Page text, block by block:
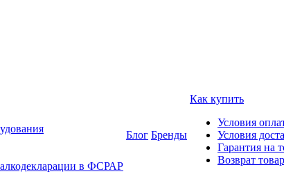
в ФСРАР
Блог Бренды
Как купить
Условия
Условия
Гарантия на
Возврат